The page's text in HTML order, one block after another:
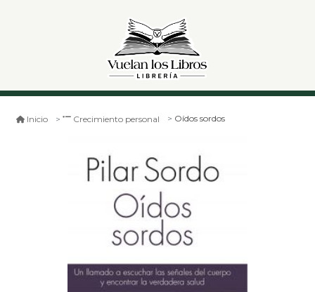
Inicio Crecimiento personal Oídos sordos